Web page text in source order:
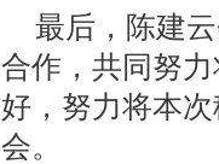
最后，陈建云
合作，共同努
好，努力将本
会。